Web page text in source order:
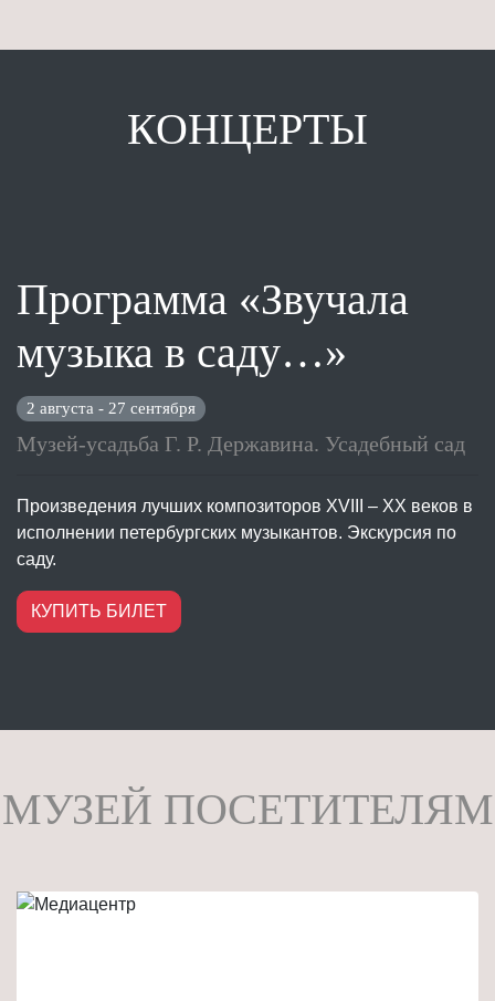
КОНЦЕРТЫ
Программа «Звучала
музыка в саду…»
2 августа - 27 сентября
Музей-усадьба Г. Р. Державина. Усадебный сад
Произведения лучших композиторов XVIII – XX веков в
исполнении петербургских музыкантов. Экскурсия по
саду.
КУПИТЬ БИЛЕТ
МУЗЕЙ ПОСЕТИТЕЛЯМ